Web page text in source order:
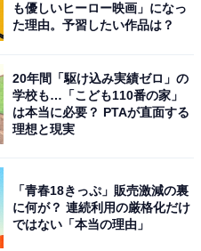
ダントツ1位「米子東高等学
も優しいヒーロー映画」になっ
た理由。予習したい作品は？
20年間「駆け込み実績ゼロ」の
学校も…「こども110番の家」
は本当に必要？ PTAが直面する
理想と現実
「青春18きっぷ」販売激減の裏
に何が？ 連続利用の厳格化だけ
ではない「本当の理由」